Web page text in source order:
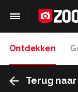
Ontdekken
Terug